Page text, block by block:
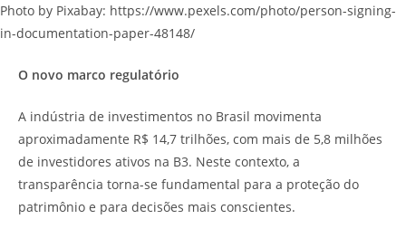
Photo by Pixabay: https://www.pexels.com/photo/person-signing-
in-documentation-paper-48148/
O novo marco regulatório
A indústria de investimentos no Brasil movimenta
aproximadamente R$ 14,7 trilhões, com mais de 5,8 milhões
de investidores ativos na B3. Neste contexto, a
transparência torna-se fundamental para a proteção do
patrimônio e para decisões mais conscientes.